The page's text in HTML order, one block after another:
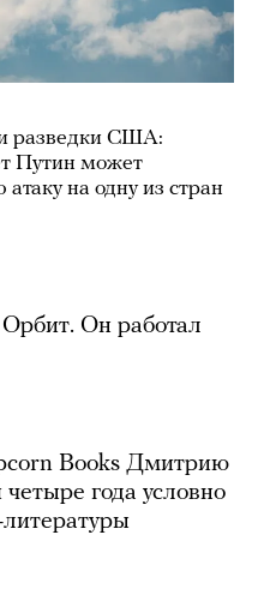
разведки США:
Путин может
на одну из стран
Он работал
Books Дмитрию
года условно